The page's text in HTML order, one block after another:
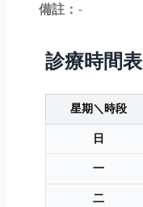
備註： -
診療時間表
星期＼時段
日
一
二